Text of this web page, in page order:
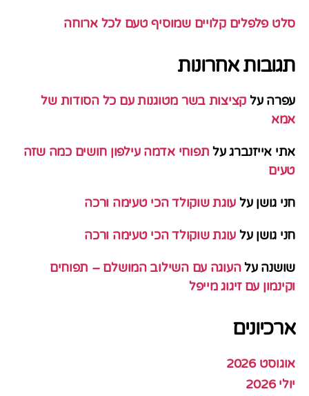
סלט פלפלים קלויים שמוסיף טעם לכל ארוחה
תגובות אחרונות
עפרה על קציצות בשר מטוגנות עם כל הסודות של
אמא
אתי אייזנברגעל תפוחי אדמה עילפון חושים כמה שזה
טעים
חני גושן על עוגת שוקולד הכי טעימה ורכה
חני גושן על עוגת שוקולד הכי טעימה ורכה
שושנה עלהעוגה עם השילוב המושלם – תפוחים
וקינמון עם זיגוג מייפל
ארכיונים
אוגוסט 2026
יולי 2026